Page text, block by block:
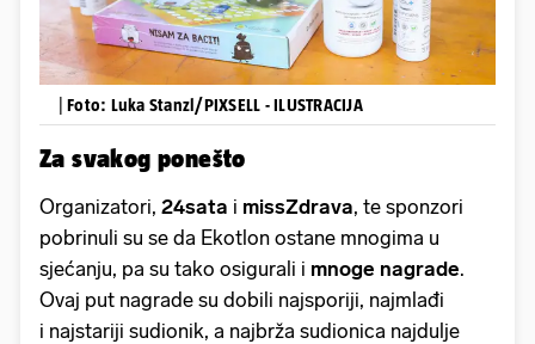
Foto: Luka Stanzl/PIXSELL - ILUSTRACIJA
Za svakog ponešto
Organizatori, 24sata i missZdrava, te sponzori
pobrinuli su se da Ekotlon ostane mnogima u
sjećanju, pa su tako osigurali i mnoge nagrade.
Ovaj put nagrade su dobili najsporiji, najmlađi
i najstariji sudionik, a najbrža sudionica najdulje